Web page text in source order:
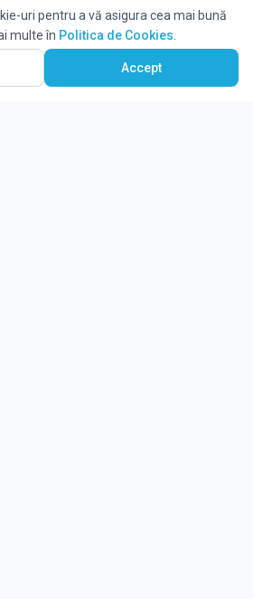
uri pentru a vă asigura cea mai bună
multe în Politica de Cookies
Accept